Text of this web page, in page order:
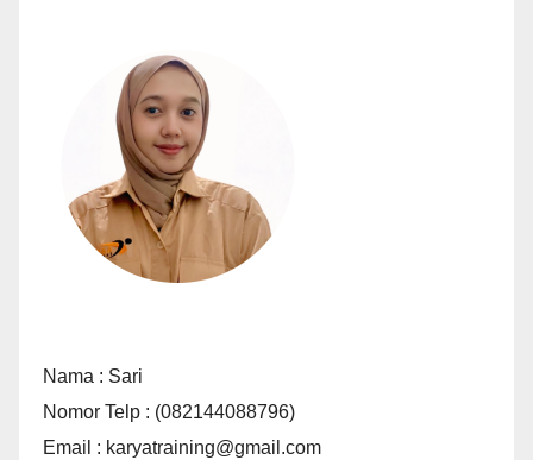
Nama : Sari
Nomor Telp : (082144088796)
Email : karyatraining@gmail.com